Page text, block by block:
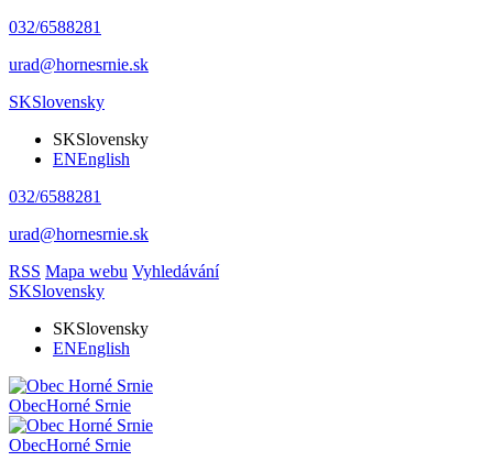
032/6588281
urad@hornesrnie.sk
SKSlovensky
SKSlovensky
ENEnglish
032/6588281
urad@hornesrnie.sk
RSS Mapa webu Vyhledávání
SKSlovensky
SKSlovensky
ENEnglish
ObecHorné Srnie
ObecHorné Srnie